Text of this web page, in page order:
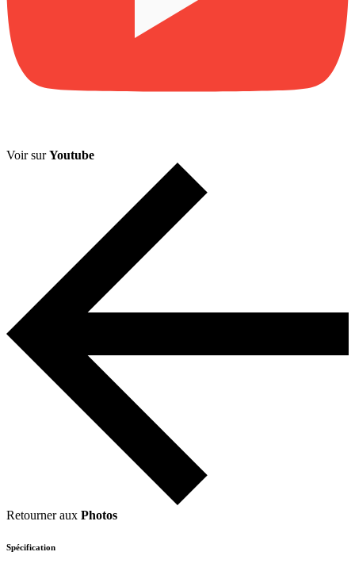
Voir surYoutube
Retourner aux Photos
Spécification